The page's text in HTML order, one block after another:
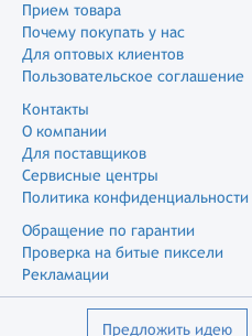
Прием товара
Почему покупать у нас
Для оптовых клиентов
Пользовательское соглашение
Контакты
О компании
Для поставщиков
Сервисные центры
Политика конфиденциальности
Обращение по гарантии
Проверка на битые пиксели
Рекламации
Предложить идею